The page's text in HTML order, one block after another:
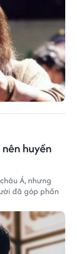
huyền
Á, nhưng
đã góp phần